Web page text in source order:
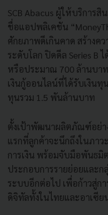
SCB Abacus ผู้ให้บริการ
ชื่อแอปพลิเคชัน
ศักยภาพดีเกินคาด สร้างค
ระดับโลก ปิดดีล Series B
หรือประมาณ 700 ล้านบ
เงินกู้ออนไลน์ที่ได้รับเงินทุ
ทุนรวม 1.5 พันล้านบาท
ตั้งเป้าพัฒนาผลิตภัณฑ์อย่า
แรกที่ลูกค้าจะนึกถึงในภา
การเงิน พร้อมจับมือพันธมิ
ประกอบการรายย่อยและ
ระบบอีกต่อไป เพื่อก้าวสู่ก
ดิจิทัลทั้งในไทยและอาเซีย